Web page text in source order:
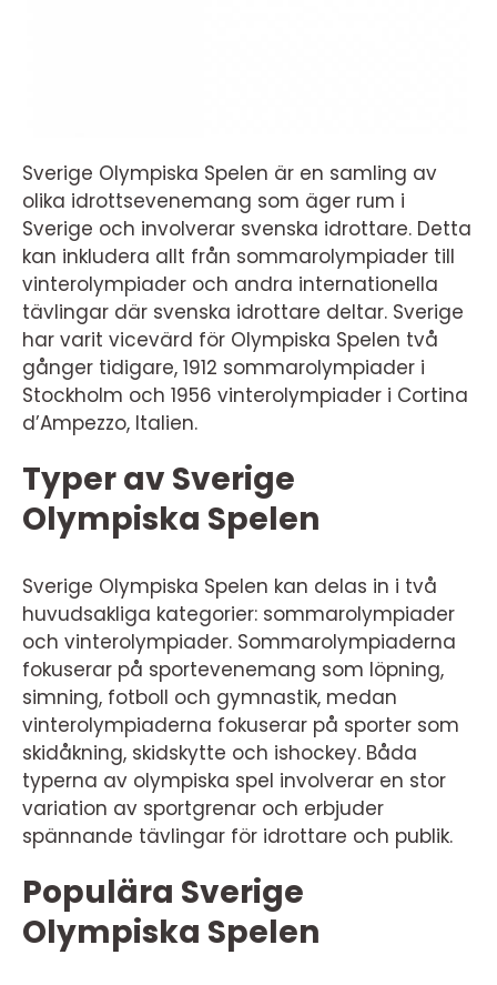
Sverige Olympiska Spelen är en samling av
olika idrottsevenemang som äger rum i
Sverige och involverar svenska idrottare. Detta
kan inkludera allt från sommarolympiader till
vinterolympiader och andra internationella
tävlingar där svenska idrottare deltar. Sverige
har varit vicevärd för Olympiska Spelen två
gånger tidigare, 1912 sommarolympiader i
Stockholm och 1956 vinterolympiader i Cortina
d’Ampezzo, Italien.
Typer av Sverige
Olympiska Spelen
Sverige Olympiska Spelen kan delas in i två
huvudsakliga kategorier: sommarolympiader
och vinterolympiader. Sommarolympiaderna
fokuserar på sportevenemang som löpning,
simning, fotboll och gymnastik, medan
vinterolympiaderna fokuserar på sporter som
skidåkning, skidskytte och ishockey. Båda
typerna av olympiska spel involverar en stor
variation av sportgrenar och erbjuder
spännande tävlingar för idrottare och publik.
Populära Sverige
Olympiska Spelen